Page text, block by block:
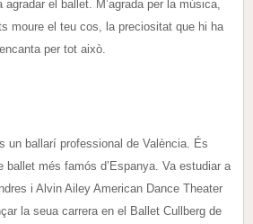
el ballet. M’agrada per la música,
moure el teu cos, la preciositat que hi ha
per tot això.
un ballarí professional de València. És
ballet més famós d’Espanya. Va estudiar a
i Alvin Ailey American Dance Theater
la seua carrera en el Ballet Cullberg de